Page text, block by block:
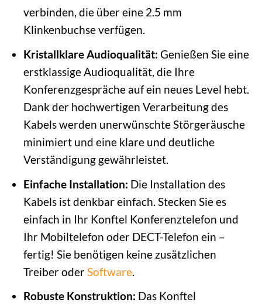
verbinden, die über eine 2.5 mm
Klinkenbuchse verfügen.
Kristallklare Audioqualität: Genießen Sie eine
erstklassige Audioqualität, die Ihre
Konferenzgespräche auf ein neues Level hebt.
Dank der hochwertigen Verarbeitung des
Kabels werden unerwünschte Störgeräusche
minimiert und eine klare und deutliche
Verständigung gewährleistet.
Einfache Installation: Die Installation des
Kabels ist denkbar einfach. Stecken Sie es
einfach in Ihr Konftel Konferenztelefon und
Ihr Mobiltelefon oder DECT-Telefon ein –
fertig! Sie benötigen keine zusätzlichen
Treiber oder Software.
Robuste Konstruktion: Das Konftel